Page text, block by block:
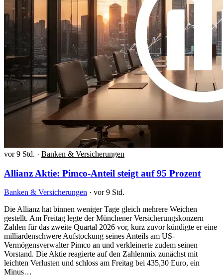
vor 9 Std. · Banken & Versicherungen
Allianz Aktie: Pimco-Anteil steigt auf 95 Prozent
Banken & Versicherungen · vor 9 Std.
Die Allianz hat binnen weniger Tage gleich mehrere Weichen
gestellt. Am Freitag legte der Münchener Versicherungskonzern
Zahlen für das zweite Quartal 2026 vor, kurz zuvor kündigte er eine
milliardenschwere Aufstockung seines Anteils am US-
Vermögensverwalter Pimco an und verkleinerte zudem seinen
Vorstand. Die Aktie reagierte auf den Zahlenmix zunächst mit
leichten Verlusten und schloss am Freitag bei 435,30 Euro, ein
Minus…